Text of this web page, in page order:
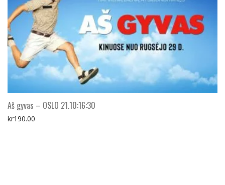
Aš gyvas – OSLO 21.10:16:30
kr190.00